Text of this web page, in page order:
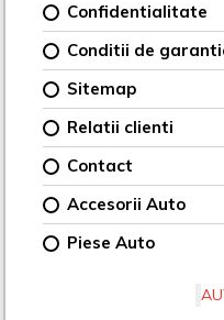
Confidentialitate
Conditii de
Sitemap
Relatii clienti
Contact
Accesorii Auto
Piese Auto